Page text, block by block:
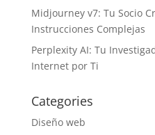
Midjourney v7: Tu Socio
Instrucciones Complejas
Perplexity AI: Tu
Internet por Ti
Categories
Diseño web